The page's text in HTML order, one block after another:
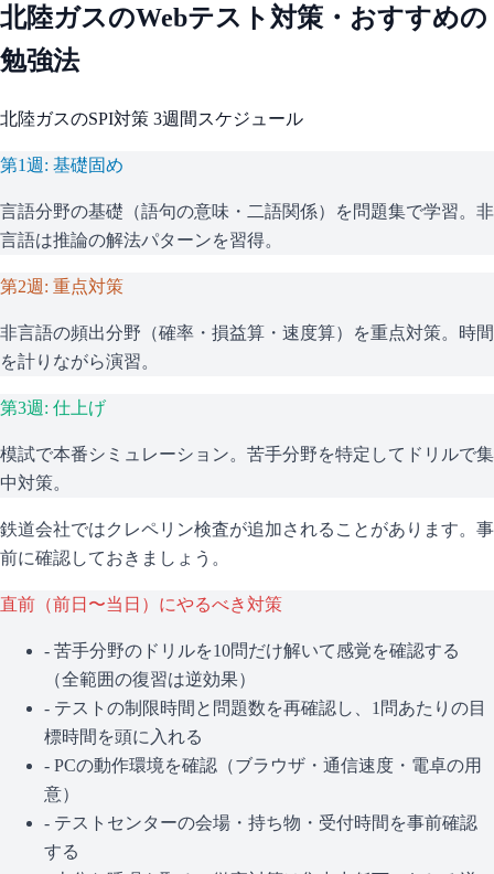
北陸ガスのWebテスト対策・おすすめの
勉強法
北陸ガスのSPI対策 3週間スケジュール
第1週: 基礎固め
言語分野の基礎（語句の意味・二語関係）を問題集で学習。非
言語は推論の解法パターンを習得。
第2週: 重点対策
非言語の頻出分野（確率・損益算・速度算）を重点対策。時間
を計りながら演習。
第3週: 仕上げ
模試で本番シミュレーション。苦手分野を特定してドリルで集
中対策。
鉄道会社ではクレペリン検査が追加されることがあります。事
前に確認しておきましょう。
直前（前日〜当日）にやるべき対策
- 苦手分野のドリルを10問だけ解いて感覚を確認する
（全範囲の復習は逆効果）
- テストの制限時間と問題数を再確認し、1問あたりの目
標時間を頭に入れる
- PCの動作環境を確認（ブラウザ・通信速度・電卓の用
意）
- テストセンターの会場・持ち物・受付時間を事前確認
する